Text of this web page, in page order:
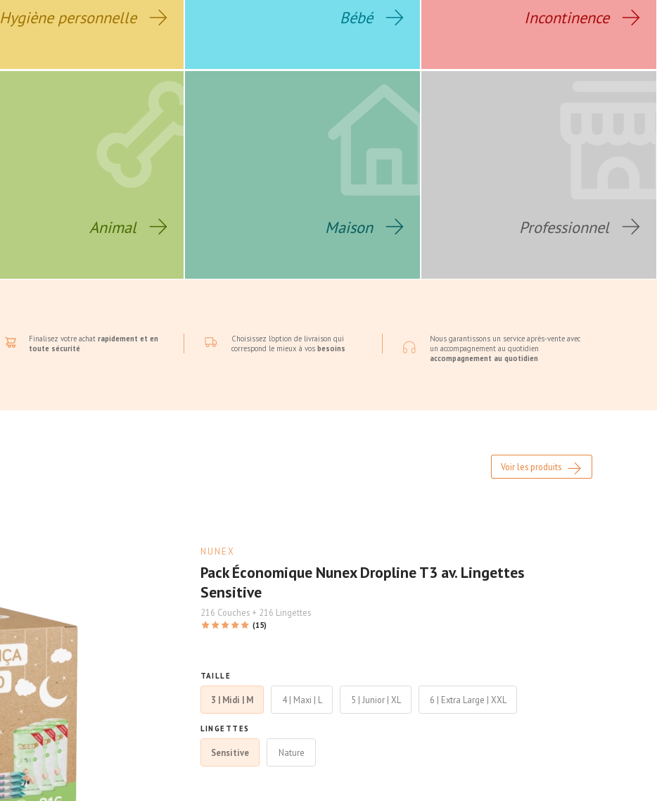
Hygiène personnelle Bébé Incontinence
Animal Maison Professionnel
Finalisez votre achat rapidement et en
toute sécurité
Choisissez l'option de livraison qui
correspond le mieux à vos besoins
Nous garantissons un service après-vente avec
un accompagnement au quotidien
accompagnement au quotidien
Voir les produits
NUNEX
Pack Économique Nunex Dropline T3 av. Lingettes
Sensitive
216 Couches + 216 Lingettes
(15)
TAILLE
3 | Midi | M 4 | Maxi | L 5 | Junior | XL 6 | Extra Large | XXL
LINGETTES
Sensitive Nature